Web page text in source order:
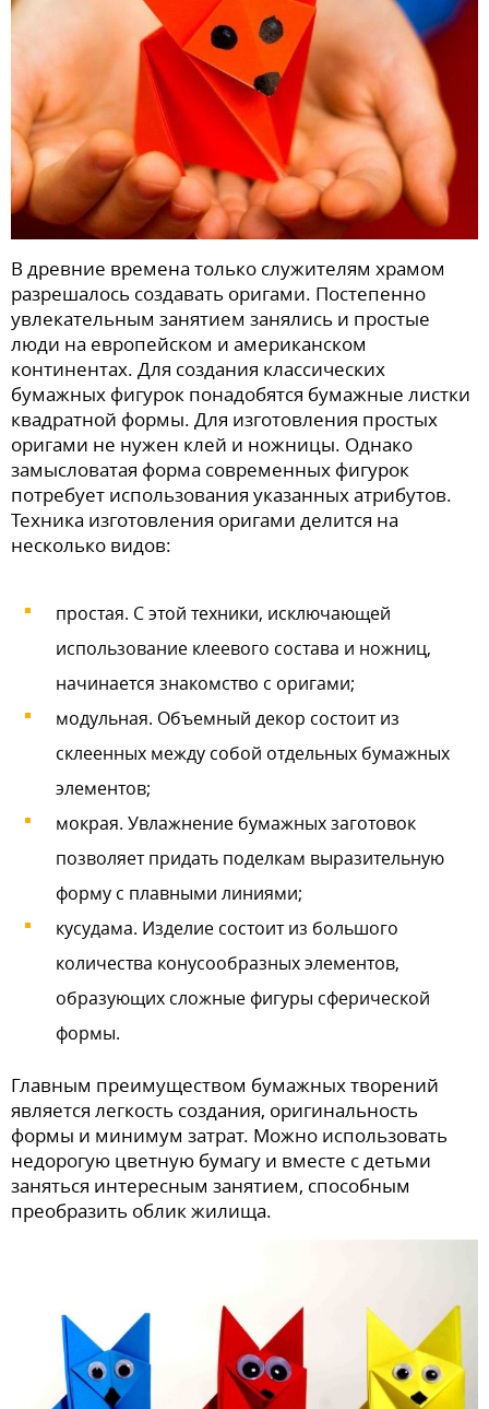
В древние времена только служителям храмом
разрешалось создавать оригами. Постепенно
увлекательным занятием занялись и простые
люди на европейском и американском
континентах. Для создания классических
бумажных фигурок понадобятся бумажные листки
квадратной формы. Для изготовления простых
оригами не нужен клей и ножницы. Однако
замысловатая форма современных фигурок
потребует использования указанных атрибутов.
Техника изготовления оригами делится на
несколько видов:
простая. С этой техники, исключающей
использование клеевого состава и ножниц,
начинается знакомство с оригами;
модульная. Объемный декор состоит из
склеенных между собой отдельных бумажных
элементов;
мокрая. Увлажнение бумажных заготовок
позволяет придать поделкам выразительную
форму с плавными линиями;
кусудама. Изделие состоит из большого
количества конусообразных элементов,
образующих сложные фигуры сферической
формы.
Главным преимуществом бумажных творений
является легкость создания, оригинальность
формы и минимум затрат. Можно использовать
недорогую цветную бумагу и вместе с детьми
заняться интересным занятием, способным
преобразить облик жилища.